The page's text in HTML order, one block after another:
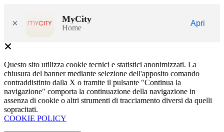
× MyCity
Home
Apri
Questo sito utilizza cookie tecnici e statistici anonimizzati. La
chiusura del banner mediante selezione dell'apposito comando
contraddistinto dalla X o tramite il pulsante "Continua la
navigazione" comporta la continuazione della navigazione in
assenza di cookie o altri strumenti di tracciamento diversi da quelli
sopracitati.
COOKIE POLICY